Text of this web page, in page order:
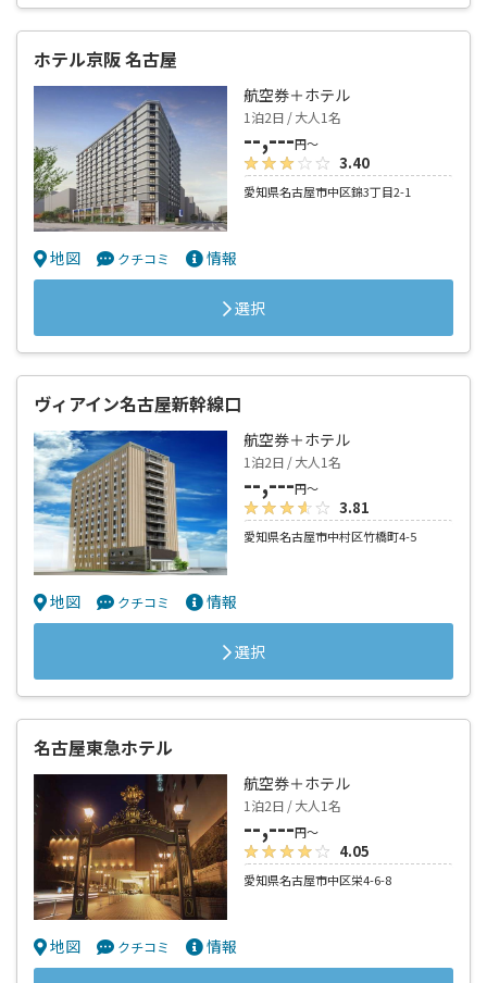
ホテル京阪 名古屋
航空券＋ホテル
1泊2日 / 大人1名
--,---円～
3.40
愛知県名古屋市中区錦3丁目2-1
地図 クチコミ 情報
選択
ヴィアイン名古屋新幹線口
航空券＋ホテル
1泊2日 / 大人1名
--,---円～
3.81
愛知県名古屋市中村区竹橋町4-5
地図 クチコミ 情報
選択
名古屋東急ホテル
航空券＋ホテル
1泊2日 / 大人1名
--,---円～
4.05
愛知県名古屋市中区栄4-6-8
地図 クチコミ 情報